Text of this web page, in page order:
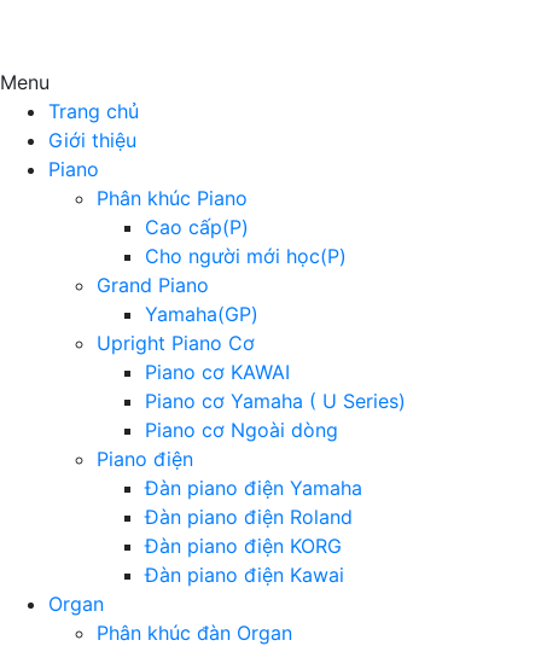
Menu
Trang chủ
Giới thiệu
Piano
Phân khúc Piano
Cao cấp(P)
Cho người mới học(P)
Grand Piano
Yamaha(GP)
Upright Piano Cơ
Piano cơ KAWAI
Piano cơ Yamaha ( U Series)
Piano cơ Ngoài dòng
Piano điện
Đàn piano điện Yamaha
Đàn piano điện Roland
Đàn piano điện KORG
Đàn piano điện Kawai
Organ
Phân khúc đàn Organ